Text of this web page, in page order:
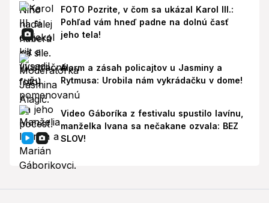
FOTO Pozrite, v čom sa ukázal Karol III.:
Pohľad vám hneď padne na dolnú časť
jeho tela!
Alarm a zásah policajtov u Jasminy a
Rytmusa: Urobila nám vykrádačku v dome!
Video Gáboríka z festivalu spustilo lavínu,
manželka Ivana sa nečakane ozvala: BEZ
SLOV!